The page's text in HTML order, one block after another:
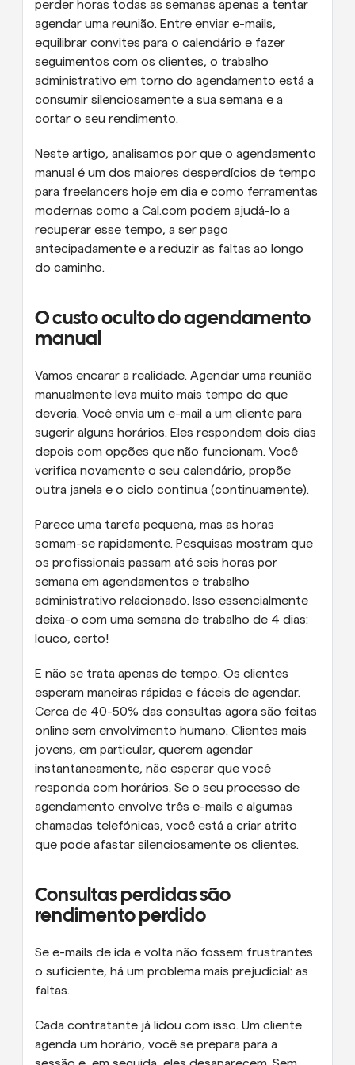
perder horas todas as semanas apenas a tentar
agendar uma reunião. Entre enviar e-mails,
equilibrar convites para o calendário e fazer
seguimentos com os clientes, o trabalho
administrativo em torno do agendamento está a
consumir silenciosamente a sua semana e a
cortar o seu rendimento.
Neste artigo, analisamos por que o agendamento
manual é um dos maiores desperdícios de tempo
para freelancers hoje em dia e como ferramentas
modernas como a Cal.com podem ajudá-lo a
recuperar esse tempo, a ser pago
antecipadamente e a reduzir as faltas ao longo
do caminho.
O custo oculto do agendamento
manual
Vamos encarar a realidade. Agendar uma reunião
manualmente leva muito mais tempo do que
deveria. Você envia um e-mail a um cliente para
sugerir alguns horários. Eles respondem dois dias
depois com opções que não funcionam. Você
verifica novamente o seu calendário, propõe
outra janela e o ciclo continua (continuamente).
Parece uma tarefa pequena, mas as horas
somam-se rapidamente. Pesquisas mostram que
os profissionais passam até seis horas por
semana em agendamentos e trabalho
administrativo relacionado. Isso essencialmente
deixa-o com uma semana de trabalho de 4 dias:
louco, certo!
E não se trata apenas de tempo. Os clientes
esperam maneiras rápidas e fáceis de agendar.
Cerca de 40-50% das consultas agora são feitas
online sem envolvimento humano. Clientes mais
jovens, em particular, querem agendar
instantaneamente, não esperar que você
responda com horários. Se o seu processo de
agendamento envolve três e-mails e algumas
chamadas telefónicas, você está a criar atrito
que pode afastar silenciosamente os clientes.
Consultas perdidas são
rendimento perdido
Se e-mails de ida e volta não fossem frustrantes
o suficiente, há um problema mais prejudicial: as
faltas.
Cada contratante já lidou com isso. Um cliente
agenda um horário, você se prepara para a